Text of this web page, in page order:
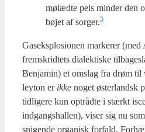
mølæd­te pels min­der den
bø­jet af sorger.5
Gas­eks­plo­sio­nen mar­ke­rer
frem­skrid­tets dia­lek­ti­ske
Benja­min) et omslag fra drøm
leyton er ikke noget øster­land­sk
tid­li­ge­re kun opt­rå­d­te i stærkt
ind­gangs­hal­len), viser sig nu
sni­gen­de orga­nisk for­fald.